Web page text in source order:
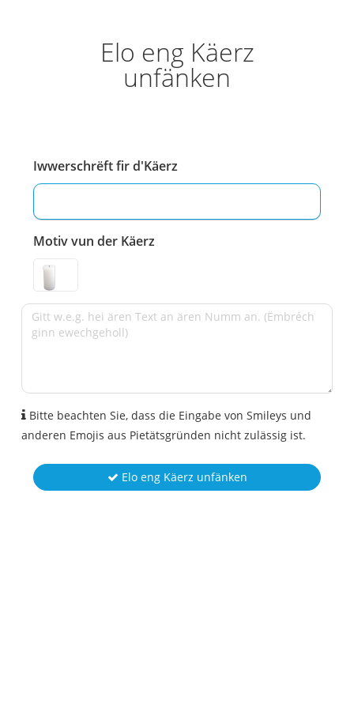
Elo eng Käerz
unfänken
Iwwerschrëft fir d'Käerz
Motiv vun der Käerz
Bitte beachten Sie, dass die Eingabe von Smileys und
anderen Emojis aus Pietätsgründen nicht zulässig ist.
Elo eng Käerz unfänken